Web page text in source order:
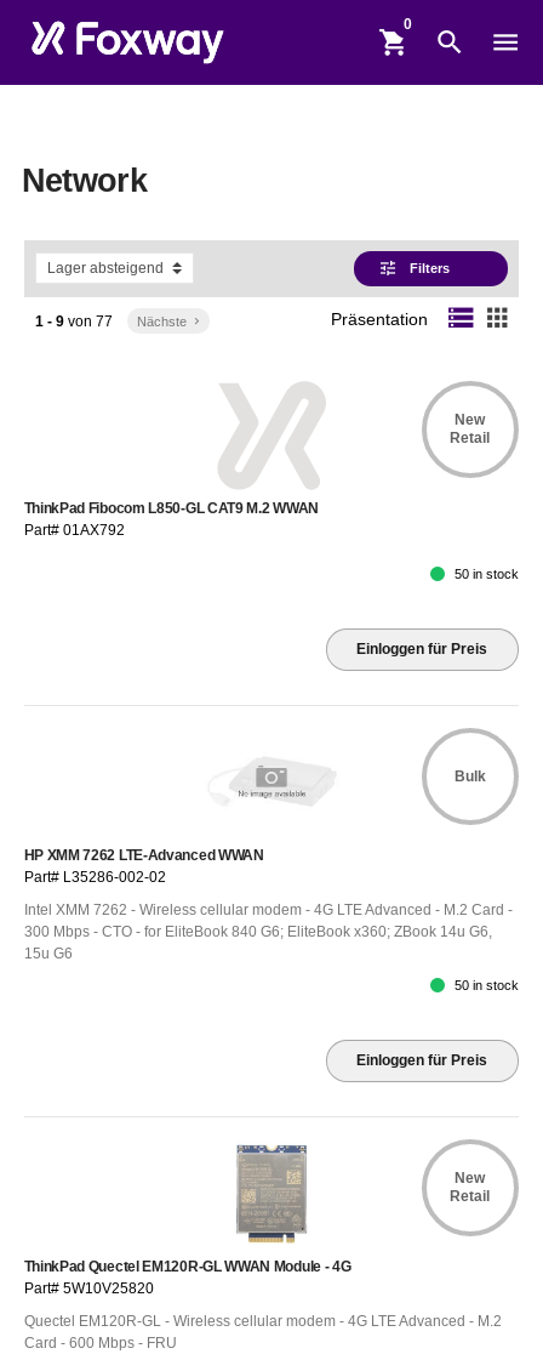
shopping_cart search menu
Network
tune Filters
1 - 9von 77 Nächste keyboard_arrow_right Präsentation storage apps
New
Retail
ThinkPad Fibocom L850-GL CAT9 M.2 WWAN
Part# 01AX792
50 in stock
Einloggen für Preis
Bulk
HP XMM 7262 LTE-Advanced WWAN
Part# L35286-002-02
Intel XMM 7262 - Wireless cellular modem - 4G LTE Advanced - M.2 Card -
300 Mbps - CTO - for EliteBook 840 G6; EliteBook x360; ZBook 14u G6,
15u G6
50 in stock
Einloggen für Preis
New
Retail
ThinkPad Quectel EM120R-GL WWAN Module - 4G
Part# 5W10V25820
Quectel EM120R-GL - Wireless cellular modem - 4G LTE Advanced - M.2
Card - 600 Mbps - FRU